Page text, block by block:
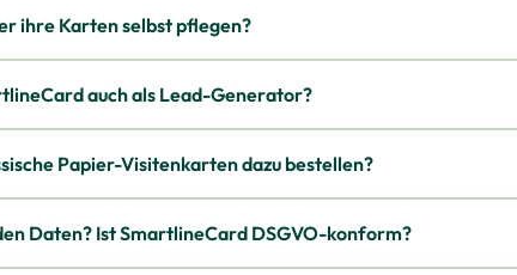
ihre Karten selbst pflegen?
auch als Lead-Generator?
Papier-Visitenkarten dazu bestellen?
Daten? Ist SmartlineCard DSGVO-konform?